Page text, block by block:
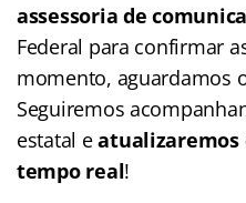
assessoria de
Federal para confirmar
momento, aguardamos
Seguiremos
estatal eatualizaremos
tempo real!